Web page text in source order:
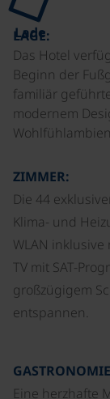
Lade
LAGE:
Das Hotel
Beginn der
familiär
modernem
ZIMMER:
Die 44
Klima- und
WLAN inklusive
TV mit SAT-
großzügigem
entspannen.
Eine herzhafte